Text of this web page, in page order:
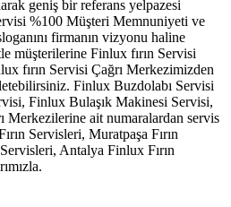
geniş bir referans yelpazesi
%100 Müşteri Memnuniyeti ve
firmanın vizyonu haline
müşterilerine Finlux fırın Servisi
fırın Servisi Çağrı Merkezimizden
Finlux Buzdolabı Servisi
Finlux Bulaşık Makinesi Servisi,
Merkezilerine ait numaralardan servis
Servisleri, Muratpaşa Fırın
Antalya Finlux Fırın